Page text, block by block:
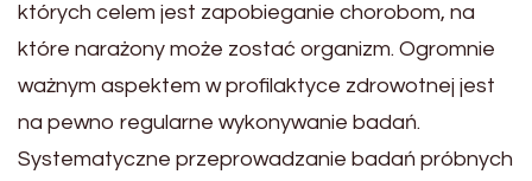
których celem jest zapobieganie chorobom, na
które narażony może zostać organizm. Ogromnie
ważnym aspektem w profilaktyce zdrowotnej jest
na pewno regularne wykonywanie badań.
Systematyczne przeprowadzanie badań próbnych